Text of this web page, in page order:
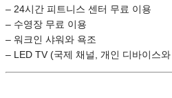
– 24시간 피트니스 센터 무료 이용
– 수영장 무료 이용
– 워크인 샤워와 욕조
– LED TV (국제 채널, 개인 디바이스